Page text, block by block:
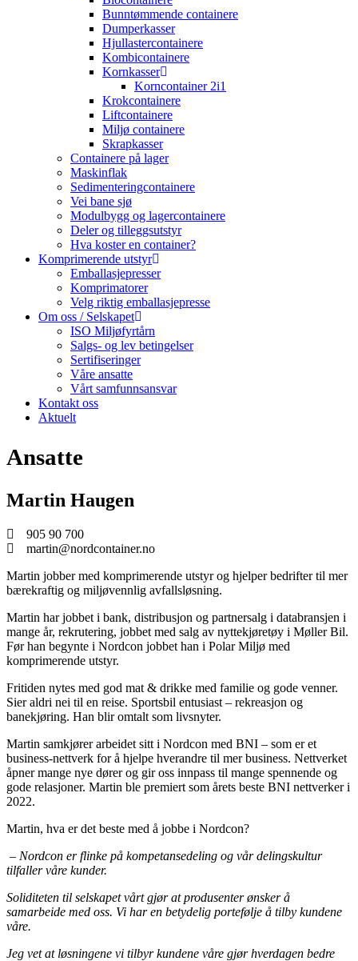
Bunntømmende containere
Dumperkasser
Hjullastercontainere
Kombicontainere
Kornkasser
Korncontainer 2i1
Krokcontainere
Liftcontainere
Miljø containere
Skrapkasser
Containere på lager
Maskinflak
Sedimenteringcontainere
Vei bane sjø
Modulbygg og lagercontainere
Deler og tilleggsutstyr
Hva koster en container?
Komprimerende utstyr
Emballasjepresser
Komprimatorer
Velg riktig emballasjepresse
Om oss / Selskapet
ISO Miljøfyrtårn
Salgs- og lev betingelser
Sertifiseringer
Våre ansatte
Vårt samfunnsansvar
Kontakt oss
Aktuelt
Ansatte
Martin Haugen
905 90 700
martin@nordcontainer.no
Martin jobber med komprimerende utstyr og hjelper bedrifter til mer
bærekraftig og miljøvennlig avfallsløsning.
Martin har jobbet i bank, distribusjon og partnersalg i databransjen i
mange år, rekrutering, jobbet med salg av nyttekjøretøy i Møller Bil.
Før han begynte i Nordcon jobbet han i Polar Miljø med
komprimerende utstyr.
Fritiden nytes med god mat & drikke med familie og gode venner.
Sier aldri nei til en reise. Sportsbil entusiast – rekreasjon og
banekjøring. Han blir omtalt som livsnyter.
Martin samkjører arbeidet sitt i Nordcon med BNI – som er et
business-nettverk for å hjelpe hverandre til mer business. Nettverket
åpner mange nye dører og gir oss innpass til mange spennende og
gode relasjoner. Martin ble premiert som årets beste BNI nettverker i
2022.
Martin, hva er det beste med å jobbe i Nordcon?
– Nordcon er flinke på kompetansedeling og vår delingskultur
tilfaller våre kunder.
Soliditeten til selskapet vårt gjør at produsenter ønsker å
samarbeide med oss. Vi har en betydelig portefølje å tilby kundene
våre.
Jeg vet at løsningene vi tilbyr kundene våre gjør hverdagen bedre